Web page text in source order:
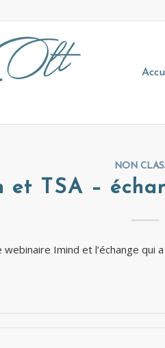
NON
et TSA –
Imind et l’échange qui a